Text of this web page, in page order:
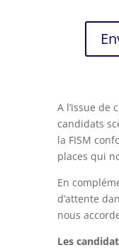
A l’issue de
candidats
la FISM
places qui
En
d’attente
nous
Les